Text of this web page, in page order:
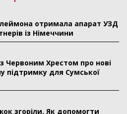
отримала апарат УЗД
із Німеччини
Червоним Хрестом про нові
підтримку для Сумської
згоріли. Як допомогти